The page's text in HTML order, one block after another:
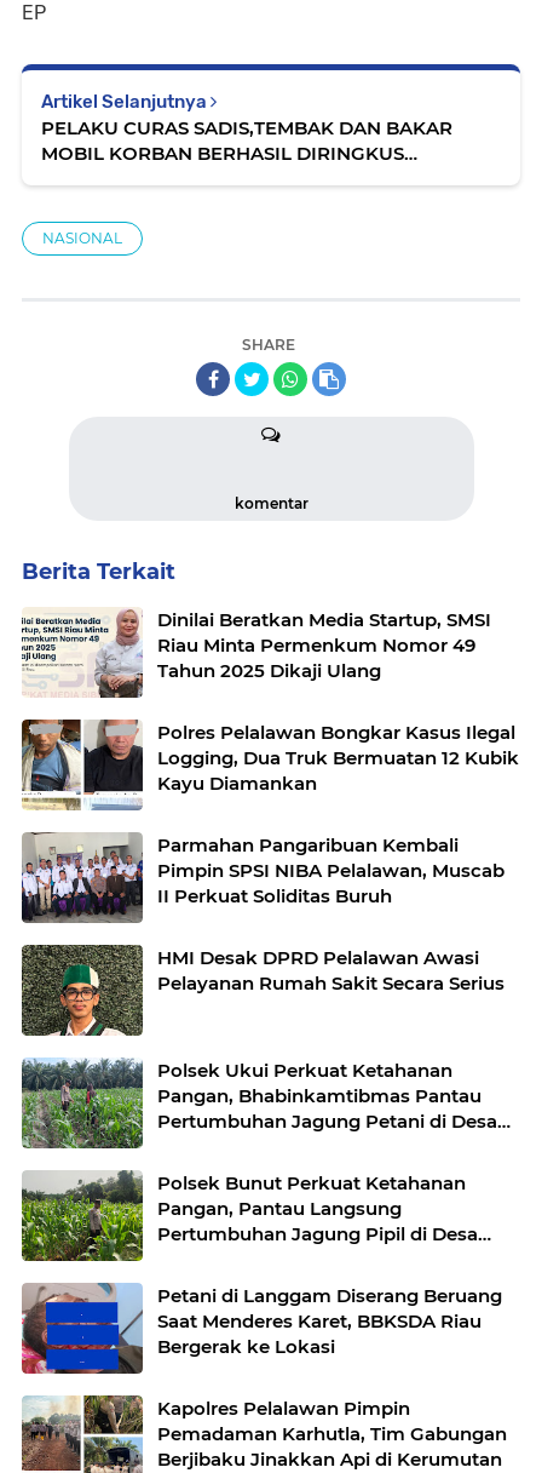
EP
Artikel Selanjutnya
PELAKU CURAS SADIS,TEMBAK DAN BAKAR
MOBIL KORBAN BERHASIL DIRINGKUS
NASIONAL
SHARE
komentar
Berita Terkait
Dinilai Beratkan Media Startup, SMSI
Riau Minta Permenkum Nomor 49
Tahun 2025 Dikaji Ulang
Polres Pelalawan Bongkar Kasus Ilegal
Logging, Dua Truk Bermuatan 12 Kubik
Kayu Diamankan
Parmahan Pangaribuan Kembali
Pimpin SPSI NIBA Pelalawan, Muscab
II Perkuat Soliditas Buruh
HMI Desak DPRD Pelalawan Awasi
Pelayanan Rumah Sakit Secara Serius
Polsek Ukui Perkuat Ketahanan
Pangan, Bhabinkamtibmas Pantau
Pertumbuhan Jagung Petani di Desa
Polsek Bunut Perkuat Ketahanan
Pangan, Pantau Langsung
Pertumbuhan Jagung Pipil di Desa
Petani di Langgam Diserang Beruang
Saat Menderes Karet, BBKSDA Riau
Bergerak ke Lokasi
Kapolres Pelalawan Pimpin
Pemadaman Karhutla, Tim Gabungan
Berjibaku Jinakkan Api di Kerumutan